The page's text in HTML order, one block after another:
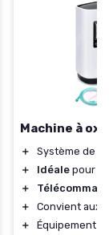
Machine à
＋ Système de
＋
Idéale pour la
＋
＋
Convient aux
＋
Équipement